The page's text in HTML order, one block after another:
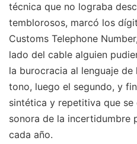
técnica que no lograba
temblorosos, marcó los
Customs Telephone
lado del cable alguien
la burocracia al lenguaje
tono, luego el segundo, y
sintética y repetitiva que
sonora de la incertidumbre
cada año.